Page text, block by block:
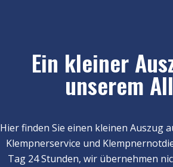
Ein kleiner
unserem
Hier finden Sie einen kleinen Auszug
Klempnerservice und
Tag 24 Stunden, wir übernehmen